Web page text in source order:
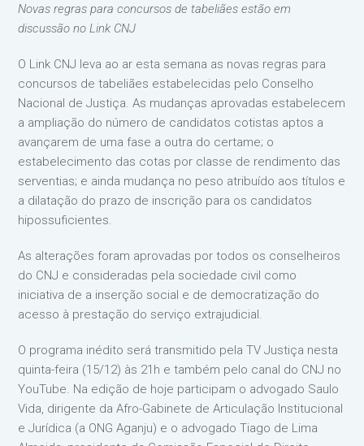
Novas regras para concursos de tabeliães estão em
discussão no Link CNJ
O Link CNJ leva ao ar esta semana as novas regras para
concursos de tabeliães estabelecidas pelo Conselho
Nacional de Justiça. As mudanças aprovadas estabelecem
a ampliação do número de candidatos cotistas aptos a
avançarem de uma fase a outra do certame; o
estabelecimento das cotas por classe de rendimento das
serventias; e ainda mudança no peso atribuído aos títulos e
a dilatação do prazo de inscrição para os candidatos
hipossuficientes.
As alterações foram aprovadas por todos os conselheiros
do CNJ e consideradas pela sociedade civil como
iniciativa de a inserção social e de democratização do
acesso à prestação do serviço extrajudicial.
O programa inédito será transmitido pela TV Justiça nesta
quinta-feira (15/12) às 21h e também pelo canal do CNJ no
YouTube. Na edição de hoje participam o advogado Saulo
Vida, dirigente da Afro-Gabinete de Articulação Institucional
e Jurídica (a ONG Aganju) e o advogado Tiago de Lima